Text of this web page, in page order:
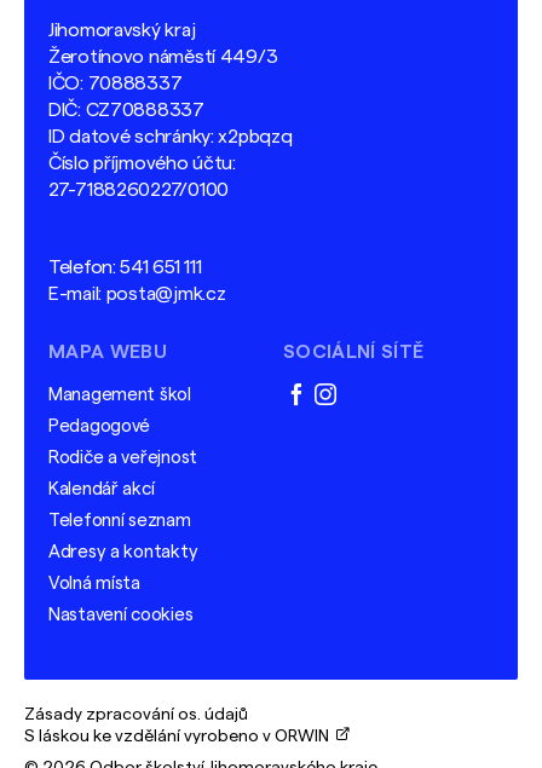
Jihomoravský kraj
Žerotínovo náměstí 449/3
IČO: 70888337
DIČ: CZ70888337
ID datové schránky: x2pbqzq
Číslo příjmového účtu:
27-7188260227/0100
Telefon:541 651 111
E-mail: posta@jmk.cz
MAPA WEBU
Management škol
Pedagogové
Rodiče a veřejnost
Kalendář akcí
Telefonní seznam
Adresy a kontakty
Volná místa
Nastavení cookies
SOCIÁLNÍ SÍTĚ
facebook
instagram
Zásady zpracování os. údajů
S láskou ke vzdělání vyrobeno v ORWIN